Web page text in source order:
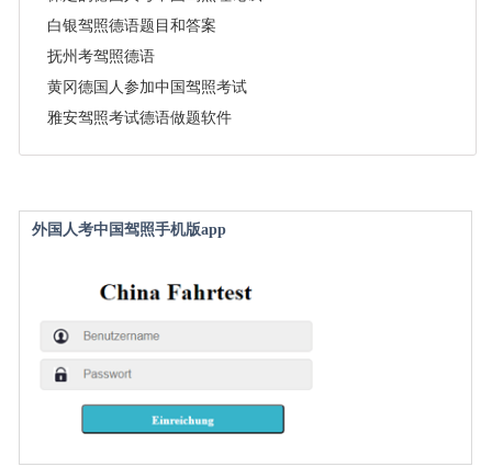
白银驾照德语题目和答案
抚州考驾照德语
黄冈德国人参加中国驾照考试
雅安驾照考试德语做题软件
外国人考中国驾照手机版app